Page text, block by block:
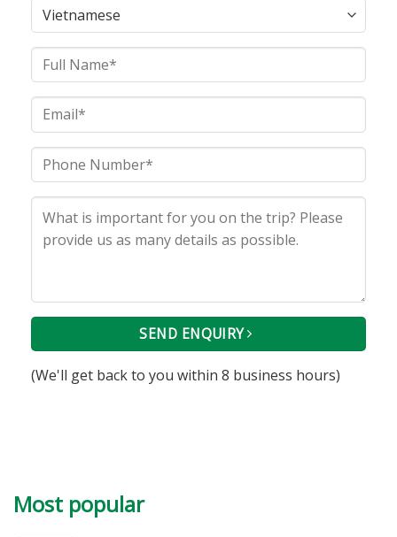
SEND ENQUIRY
(We'll get back to you within 8 business hours)
Most popular